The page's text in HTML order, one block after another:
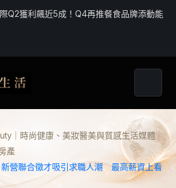
Q2獲利飆近5成！Q4再推餐食品牌添動能
｜時尚健康、美妝醫美與質感生活媒體
產
營聯合徵才吸引求職人潮 最高薪資上看